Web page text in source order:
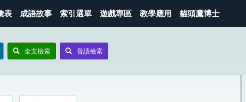
表 成語故事 索引選單 遊戲專區 教學應用 貓頭鷹博士
全文檢索 音讀檢索